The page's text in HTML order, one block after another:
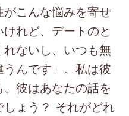
こんな悩みを寄せ
れど、デートのと
ないし、いつも無
んです」。私は彼
彼はあなたの話を
ょう？ それがどれ